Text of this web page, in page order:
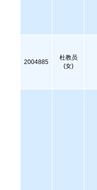
2004885
杜教员
(女)